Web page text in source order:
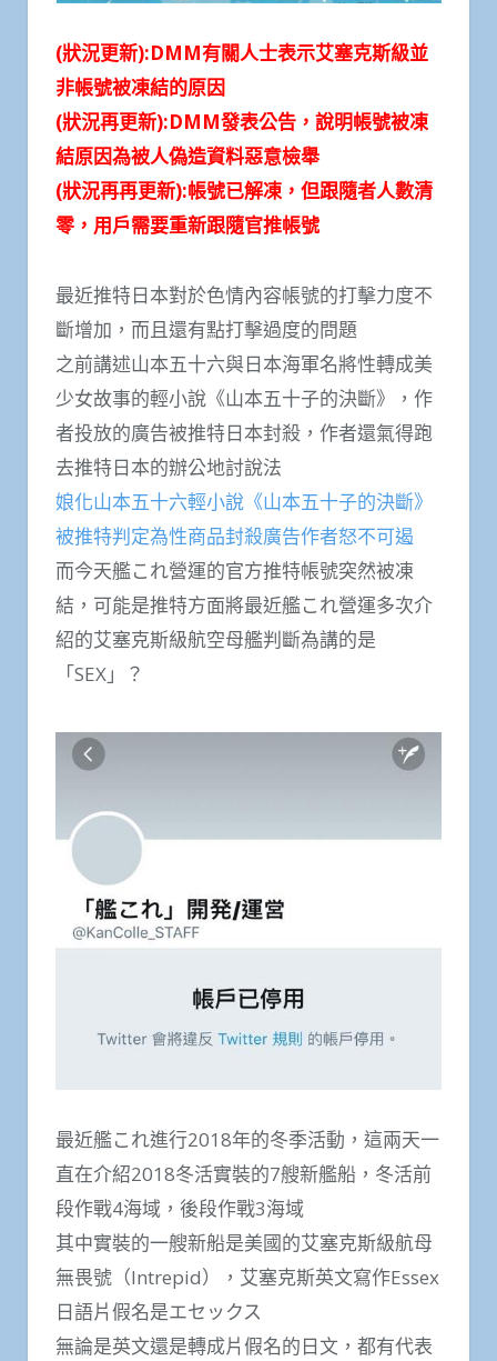
(狀況更新):DMM有關人士表示艾塞克斯級並
非帳號被凍結的原因
(狀況再更新):DMM發表公告，說明帳號被凍
結原因為被人偽造資料惡意檢舉
(狀況再再更新):帳號已解凍，但跟隨者人數清
零，用戶需要重新跟隨官推帳號
最近推特日本對於色情內容帳號的打擊力度不
斷增加，而且還有點打擊過度的問題
之前講述山本五十六與日本海軍名將性轉成美
少女故事的輕小說《山本五十子的決斷》，作
者投放的廣告被推特日本封殺，作者還氣得跑
去推特日本的辦公地討說法
娘化山本五十六輕小說《山本五十子的決斷》
被推特判定為性商品封殺廣告作者怒不可遏
而今天艦これ營運的官方推特帳號突然被凍
結，可能是推特方面將最近艦これ營運多次介
紹的艾塞克斯級航空母艦判斷為講的是
「SEX」？
最近艦これ進行2018年的冬季活動，這兩天一
直在介紹2018冬活實裝的7艘新艦船，冬活前
段作戰4海域，後段作戰3海域
其中實裝的一艘新船是美國的艾塞克斯級航母
無畏號（Intrepid），艾塞克斯英文寫作Essex
日語片假名是エセックス
無論是英文還是轉成片假名的日文，都有代表